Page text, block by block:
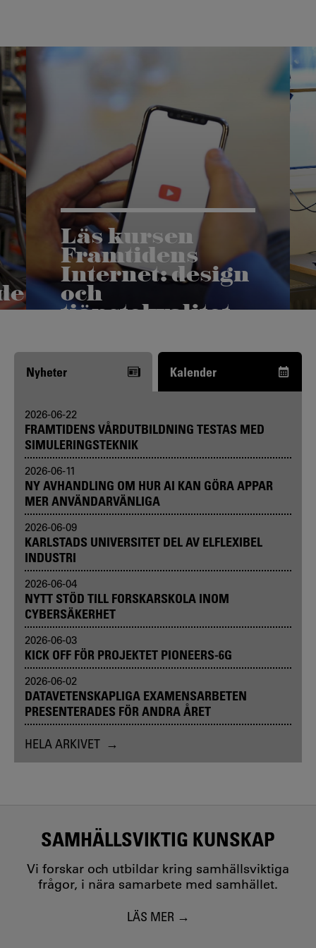
Läs kursen
Framtidens
Internet: design
och
tjänstekvalitet
Nyheter Kalender
2026-06-22
FRAMTIDENS VÅRDUTBILDNING TESTAS MED
SIMULERINGSTEKNIK
2026-06-11
NY AVHANDLING OM HUR AI KAN GÖRA APPAR
MER ANVÄNDARVÄNLIGA
2026-06-09
KARLSTADS UNIVERSITET DEL AV ELFLEXIBEL
INDUSTRI
2026-06-04
NYTT STÖD TILL FORSKARSKOLA INOM
CYBERSÄKERHET
2026-06-03
KICK OFF FÖR PROJEKTET PIONEERS-6G
2026-06-02
DATAVETENSKAPLIGA EXAMENSARBETEN
PRESENTERADES FÖR ANDRA ÅRET
HELA ARKIVET
SAMHÄLLSVIKTIG KUNSKAP
Vi forskar och utbildar kring samhällsviktiga
frågor, i nära samarbete med samhället.
LÄS MER